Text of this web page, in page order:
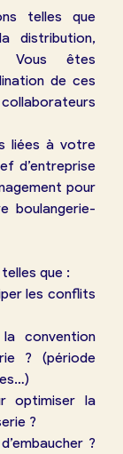
telles que
distribution,
Vous êtes
de ces
liées à votre
d’entreprise
pour
boulangerie-
que :
les conflits
convention
? (période
optimiser la
?
?